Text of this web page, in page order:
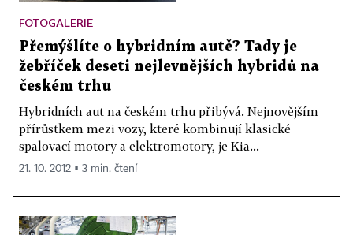
FOTOGALERIE
Přemýšlíte o hybridním autě? Tady je
žebříček deseti nejlevnějších hybridů na
českém trhu
Hybridních aut na českém trhu přibývá. Nejnovějším
přírůstkem mezi vozy, které kombinují klasické
spalovací motory a elektromotory, je Kia...
21. 10. 2012 ▪ 3 min. čtení